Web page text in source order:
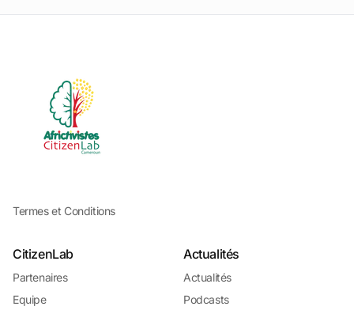
Termes et Conditions
CitizenLab
Partenaires
Equipe
Actualités
Actualités
Podcasts